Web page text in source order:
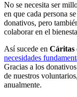
No se necesita ser
en que cada persona
donativos, pero
colaborar en el
Así sucede en Cáritas
necesidades
Gracias a los
de nuestros
anualmente.